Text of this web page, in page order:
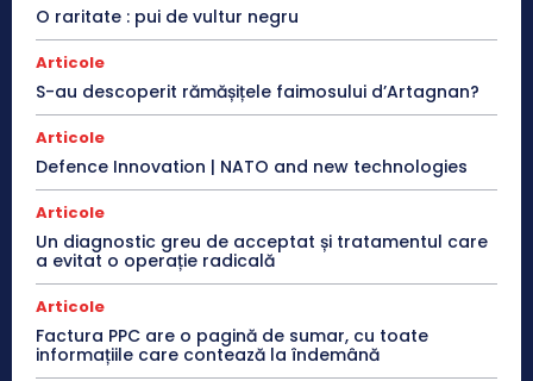
O raritate : pui de vultur negru
Articole
S-au descoperit rămășițele faimosului d’Artagnan?
Articole
Defence Innovation | NATO and new technologies
Articole
Un diagnostic greu de acceptat și tratamentul care
a evitat o operație radicală
Articole
Factura PPC are o pagină de sumar, cu toate
informațiile care contează la îndemână